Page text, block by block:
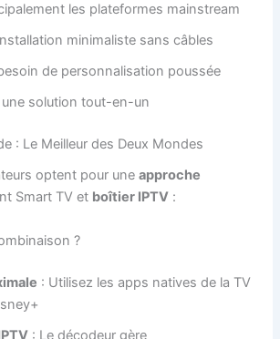
les plateformes mainstream
minimaliste sans câbles
de personnalisation poussée
une solution tout-en-un
: Le Meilleur des Deux Mondes
optent pour uneapproche
Smart TV et boîtier IPTV :
?
: Utilisez les apps natives de la TV
: Le décodeur gère